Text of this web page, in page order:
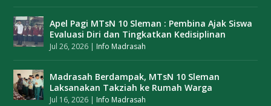
Apel Pagi MTsN 10 Sleman : Pembina Ajak Siswa
Evaluasi Diri dan Tingkatkan Kedisiplinan
Jul 26, 2026 | Info Madrasah
Madrasah Berdampak, MTsN 10 Sleman
Laksanakan Takziah ke Rumah Warga
Jul 16, 2026 | Info Madrasah